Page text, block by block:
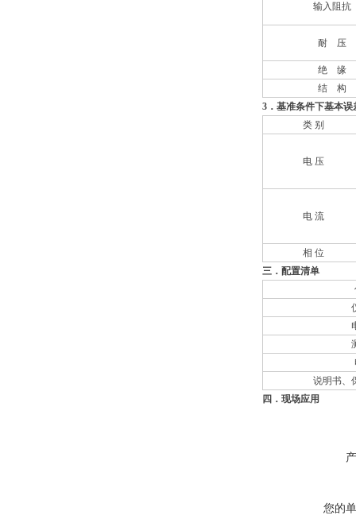
输入阻抗
耐 压
绝 缘
结 构
3 ．基准条件下基本
类 别
电 压
电 流
相 位
三．配置清单
说明书、
四．现场应用
您的